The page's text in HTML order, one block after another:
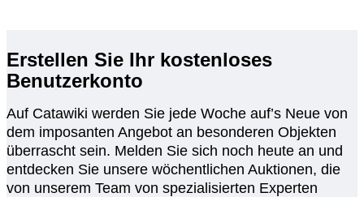
Erstellen Sie Ihr kostenloses
Benutzerkonto
Auf Catawiki werden Sie jede Woche auf’s Neue von
dem imposanten Angebot an besonderen Objekten
überrascht sein. Melden Sie sich noch heute an und
entdecken Sie unsere wöchentlichen Auktionen, die
von unserem Team von spezialisierten Experten